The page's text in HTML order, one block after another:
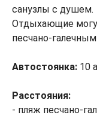
санузлы с душем.
Отдыхающие
песчано-
Автостоянка: 10
Расстояния:
- пляж песчано-